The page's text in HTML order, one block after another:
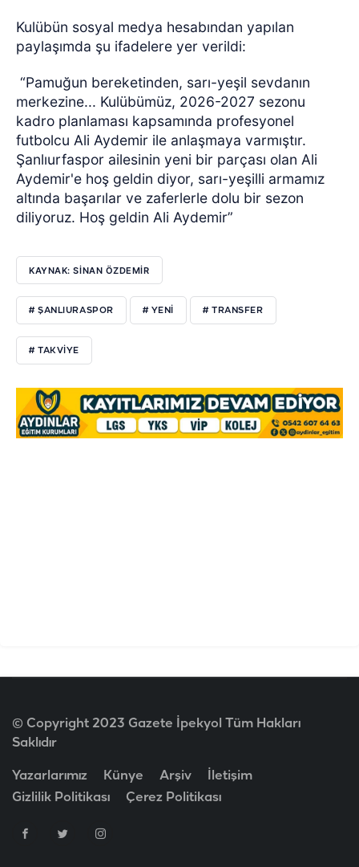
Kulübün sosyal medya hesabından yapılan
paylaşımda şu ifadelere yer verildi:
“Pamuğun bereketinden, sarı-yeşil sevdanın
merkezine... Kulübümüz, 2026-2027 sezonu
kadro planlaması kapsamında profesyonel
futbolcu Ali Aydemir ile anlaşmaya varmıştır.
Şanlıurfaspor ailesinin yeni bir parçası olan Ali
Aydemir'e hoş geldin diyor, sarı-yeşilli armamız
altında başarılar ve zaferlerle dolu bir sezon
diliyoruz. Hoş geldin Ali Aydemir”
KAYNAK: SİNAN ÖZDEMİR
# ŞANLIURASPOR # YENİ # TRANSFER
# TAKVİYE
© Copyright 2023 Gazete İpekyol Tüm Hakları
Saklıdır
Yazarlarımız Künye Arşiv
İletişim
Gizlilik Politikası
Çerez Politikası